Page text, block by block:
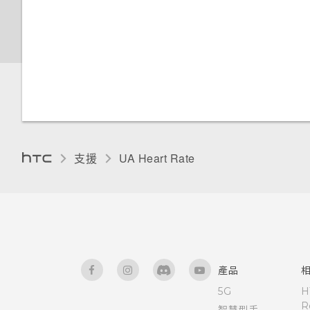
支援 UA Heart Rate‎
產品
5G